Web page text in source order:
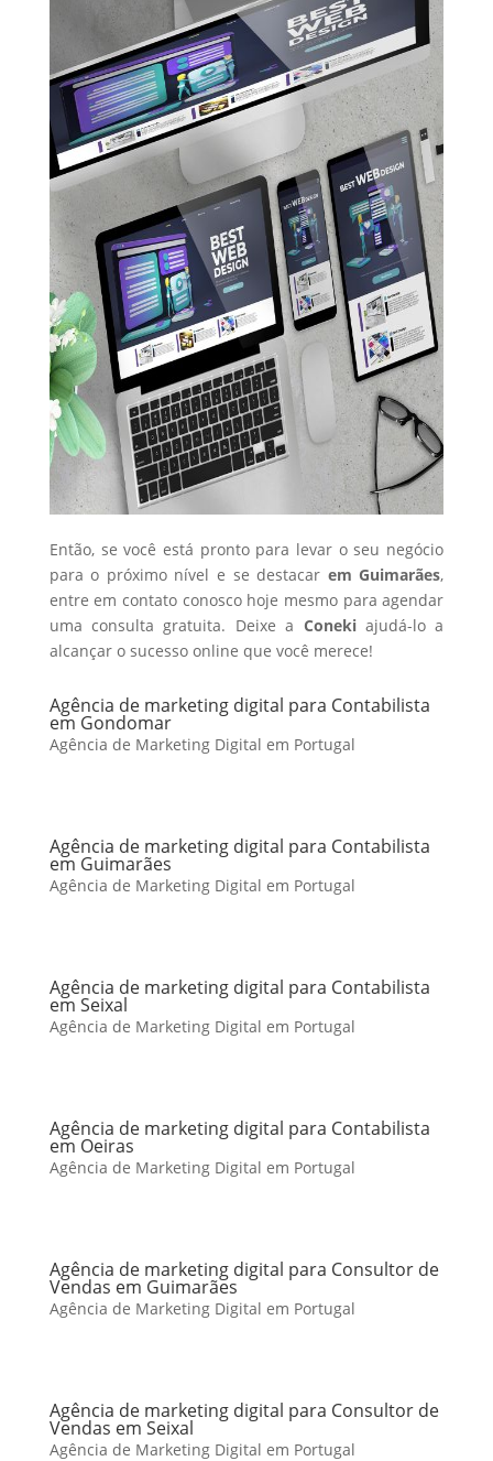
Então, se você está pronto para levar o seu negócio
para o próximo nível e se destacar em Guimarães,
entre em contato conosco hoje mesmo para agendar
uma consulta gratuita. Deixe a Conekiajudá-lo a
alcançar o sucesso online que você merece!
Agência de marketing digital para Contabilista
em Gondomar
Agência de Marketing Digital em Portugal
Agência de marketing digital para Contabilista
em Guimarães
Agência de Marketing Digital em Portugal
Agência de marketing digital para Contabilista
em Seixal
Agência de Marketing Digital em Portugal
Agência de marketing digital para Contabilista
em Oeiras
Agência de Marketing Digital em Portugal
Agência de marketing digital para Consultor de
Vendas em Guimarães
Agência de Marketing Digital em Portugal
Agência de marketing digital para Consultor de
Vendas em Seixal
Agência de Marketing Digital em Portugal